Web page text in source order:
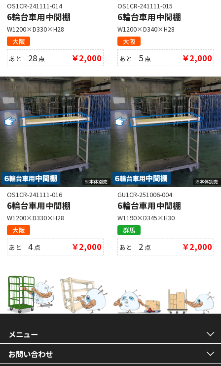
OS1CR-241111-014
6輪台車用中間棚
W1200×D330×H28
大阪
あと 28 点 ￥2,000
OS1CR-241111-015
6輪台車用中間棚
W1200×D340×H28
大阪
あと 5 点 ￥2,000
OS1CR-241111-016
6輪台車用中間棚
W1200×D330×H28
大阪
あと4点 ￥2,000
GU1CR-251006-004
6輪台車用中間棚
W1190×D345×H30
群馬
あと 2 点 ￥2,000
メニュー
お問い合わせ